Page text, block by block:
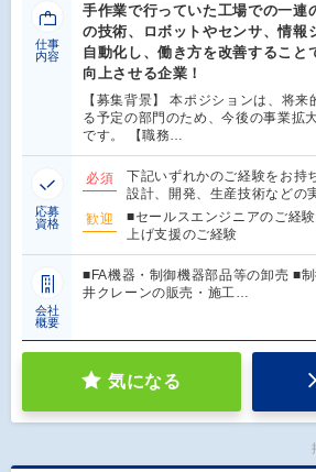
仕事
内容
手作業で行っていた工場での一連
の技術、ロボットやセンサ、情報
自動化し、働き方を改善すること
向上させる企業！
【募集背景】 本ポジションは、将
る予定の部門のため、今後の事業拡
です。 【職務…
応募
資格
必須
下記いずれかのご経験をお持
設計、開発、生産技術などの
歓迎
■セールスエンジニアのご経
上げ支援のご経験
会社
概要
■FA機器・制御機器部品等の卸売 ■
井クレーンの販売・施工…
気になる